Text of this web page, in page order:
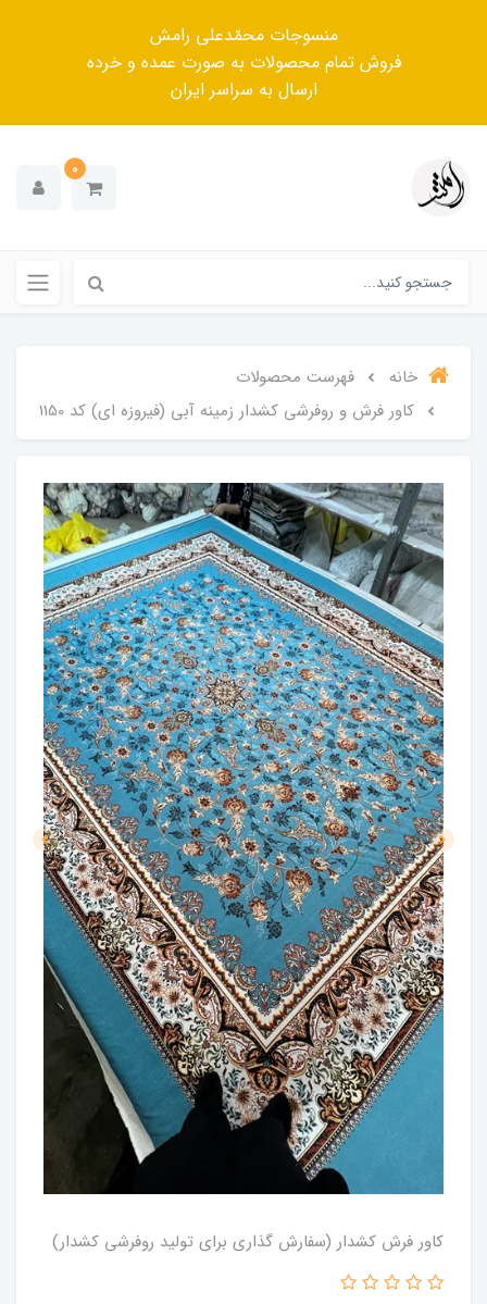
منسوجات محمّدعلی رامش
فروش تمام محصولات به صورت عمده و خرده
ارسال به سراسر ایران
0
خانه
فهرست محصولات
کاور فرش و روفرشی کشدار زمینه آبی (فیروزه ای) کد 1150
کاور فرش کشدار (سفارش گذاری برای تولید روفرشی کشدار)